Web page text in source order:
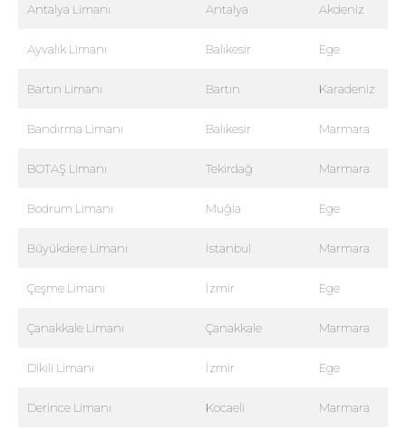
Antalya Limanı Antalya Akdeniz
Ayvalık Limanı Balıkesir Ege
Bartın Limanı Bartın Karadeniz
Bandırma Limanı Balıkesir Marmara
BOTAŞ Limanı Tekirdağ Marmara
Bodrum Limanı Muğla Ege
Büyükdere Limanı İstanbul Marmara
Çeşme Limanı İzmir Ege
Çanakkale Limanı Çanakkale Marmara
Dikili Limanı İzmir Ege
Derince Limanı Kocaeli Marmara